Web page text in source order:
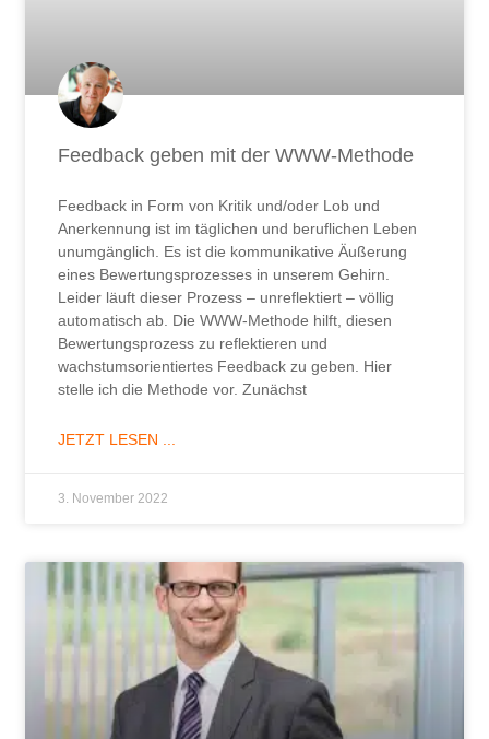
Feedback geben mit der WWW-Methode
Feedback in Form von Kritik und/oder Lob und
Anerkennung ist im täglichen und beruflichen Leben
unumgänglich. Es ist die kommunikative Äußerung
eines Bewertungsprozesses in unserem Gehirn.
Leider läuft dieser Prozess – unreflektiert – völlig
automatisch ab. Die WWW-Methode hilft, diesen
Bewertungsprozess zu reflektieren und
wachstumsorientiertes Feedback zu geben. Hier
stelle ich die Methode vor. Zunächst
JETZT LESEN ...
3. November 2022